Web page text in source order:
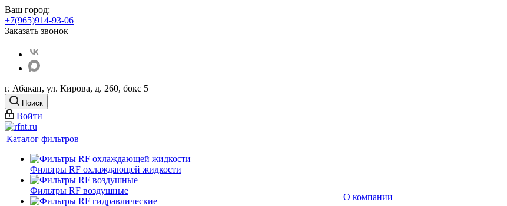
Ваш город:
+7(965)914-93-06
Заказать звонок
г. Абакан, ул. Кирова, д. 260, бокс 5
Поиск
Войти
Каталог фильтров
Фильтры RF охлаждающей жидкости
Фильтры RF воздушные
О компании